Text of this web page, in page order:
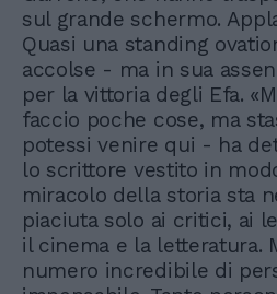
sul grande schermo.
Quasi una standing
accolse - ma in sua
per la vittoria degli Efa.
faccio poche cose, ma
potessi venire qui - ha
lo scrittore vestito in
miracolo della storia sta
piaciuta solo ai critici, ai
il cinema e la letteratura.
numero incredibile di